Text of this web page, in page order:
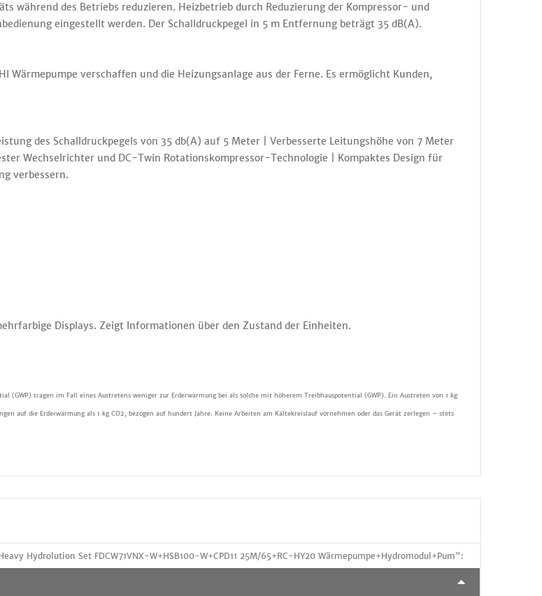
während des Betriebs reduzieren. Heizbetrieb durch Reduzierung der Kompressor- und
eingestellt werden. Der Schalldruckpegel in 5 m Entfernung beträgt 35 dB(A).
Wärmepumpe verschaffen und die Heizungsanlage aus der Ferne. Es ermöglicht Kunden,
des Schalldruckpegels von 35 db(A) auf 5 Meter | Verbesserte Leitungshöhe von 7 Meter
Wechselrichter und DC-Twin Rotationskompressor-Technologie | Kompaktes Design für
verbessern.
Displays. Zeigt Informationen über den Zustand der Einheiten.
tragen im Fall eines Austretens weniger zur Erderwärmung bei als solche mit höherem Treibhauspotential (GWP). Ein Austreten von 1 kg
auf die Erderwärmung als 1 kg CO2, bezogen auf hundert Jahre. Keine Arbeiten am Kältekreislauf vornehmen oder das Gerät zerlegen – stets
Hydrolution Set FDCW71VNX-W+HSB100-W+CPD11 25M/65+RC-HY20 Wärmepumpe+Hydromodul+Pum":